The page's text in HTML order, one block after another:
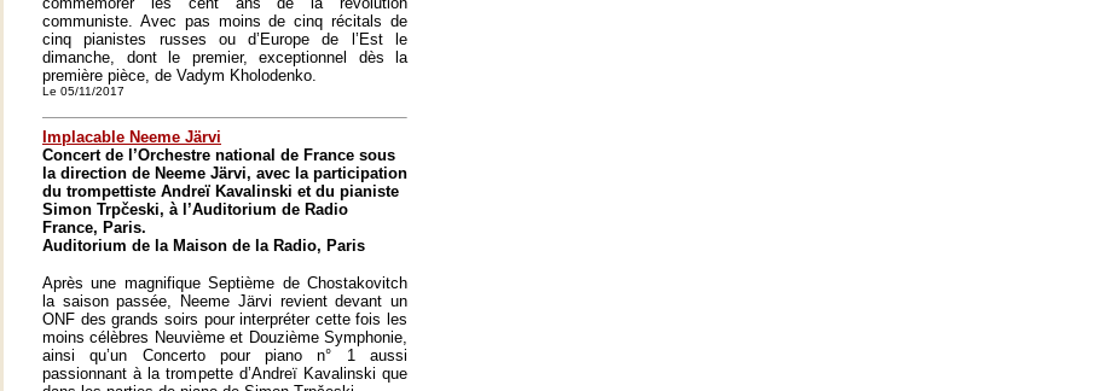
communiste. Avec pas moins de cinq récitals de
cinq pianistes russes ou d’Europe de l’Est le
dimanche, dont le premier, exceptionnel dès la
première pièce, de Vadym Kholodenko.
Le 05/11/2017
Implacable Neeme Järvi
Concert de l’Orchestre national de France sous
la direction de Neeme Järvi, avec la participation
du trompettiste Andreï Kavalinski et du pianiste
Simon Trpčeski, à l’Auditorium de Radio
France, Paris.
Auditorium de la Maison de la Radio, Paris
Après une magnifique Septième de Chostakovitch
la saison passée, Neeme Järvi revient devant un
ONF des grands soirs pour interpréter cette fois les
moins célèbres Neuvième et Douzième Symphonie,
ainsi qu’un Concerto pour piano n° 1 aussi
passionnant à la trompette d’Andreï Kavalinski que